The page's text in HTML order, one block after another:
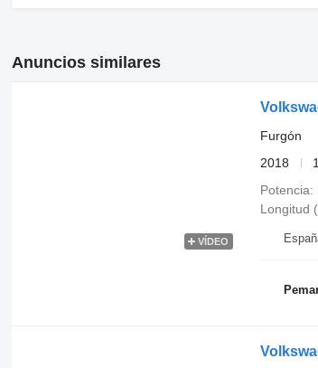
Anuncios similares
VÍDEO
Furgón
2018
Potencia
Longitud